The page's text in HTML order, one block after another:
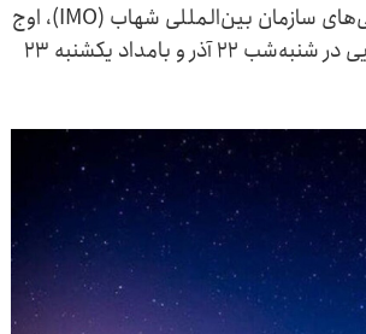
بر اساس پیش‌بینی‌های سازمان بین‌المللی شهاب (IMO)، اوج
بارش شهابی جوزایی در شنبه‌شب ۲۲ آذر و بامداد یکشنبه ۲۳